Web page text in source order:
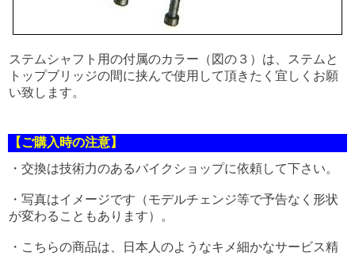
ステムシャフト用の付属のカラー（図の３）は、ステムと
トップブリッジの間に挟んで使用して頂きたく宜しくお願
い致します。
【ご購入時の注意】
・交換は技術力のあるバイクショップに依頼して下さい。
・写真はイメージです（モデルチェンジ等で予告なく形状
が変わることもあります）。
・こちらの商品は、日本人のようなキメ細かなサービス精